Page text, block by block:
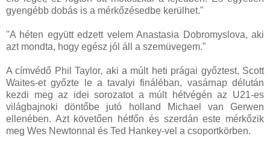
gyengébb dobás is a mérkőzésedbe kerülhet."
"A héten együtt edzett velem Anastasia Dobromyslova, aki
azt mondta, hogy egész jól áll a szemüvegem."
A címvédő Phil Taylor, aki a múlt heti prágai győztest, Scott
Waites-et győzte le a tavalyi fináléban, vasárnap délután
kezdi meg az idei sorozatot a múlt hétvégén az U21-es
világbajnoki döntőbe jutó holland Michael van Gerwen
ellenében. Azt követően hétfőn és szerdán este mérkőzik
meg Wes Newtonnal és Ted Hankey-vel a csoportkörben.